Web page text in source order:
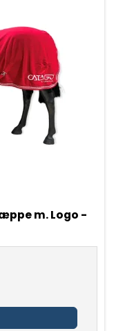
m. Logo -